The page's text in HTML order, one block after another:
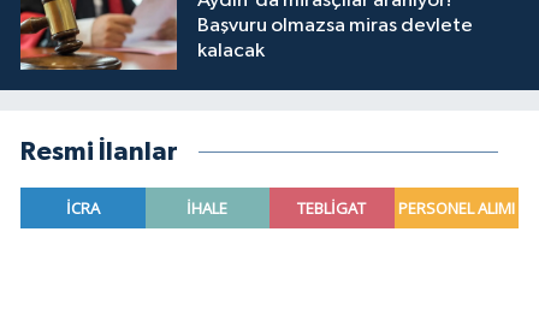
Başvuru olmazsa miras devlete
kalacak
Resmi İlanlar